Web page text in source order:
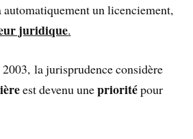
automatiquement un licenciement,
juridique.
la jurisprudence considère
est devenu uneprioritépour